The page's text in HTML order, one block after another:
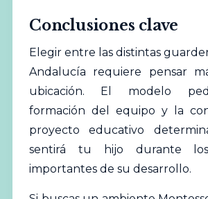
Conclusiones clave
Elegir entre las distintas
Andalucía requiere pensar
ubicación. El modelo
formación del equipo y la
proyecto educativo
sentirá tu hijo durante
importantes de su desarrollo.